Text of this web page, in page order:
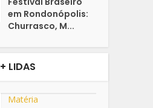
em Rondonópolis:
Churrasco, M...
+ LIDAS
Matéria